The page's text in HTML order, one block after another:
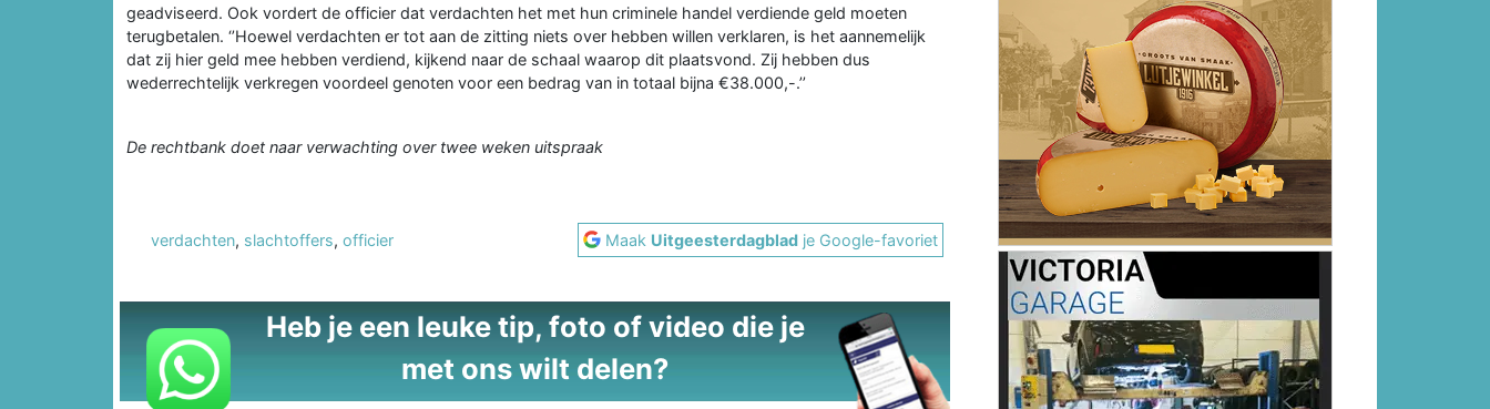
geadviseerd. Ook vordert de officier dat verdachten het met hun criminele handel verdiende geld moeten
terugbetalen. ‘’Hoewel verdachten er tot aan de zitting niets over hebben willen verklaren, is het aannemelijk
dat zij hier geld mee hebben verdiend, kijkend naar de schaal waarop dit plaatsvond. Zij hebben dus
wederrechtelijk verkregen voordeel genoten voor een bedrag van in totaal bijna €38.000,-.’’
De rechtbank doet naar verwachting over twee weken uitspraak
verdachten, slachtoffers, officier Maak Uitgeesterdagblad je Google-favoriet
Heb je een leuke tip, foto of video die je
met ons wilt delen?